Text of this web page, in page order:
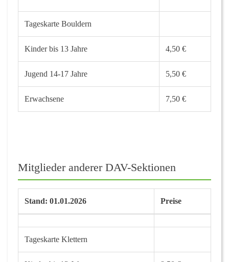
Tageskarte Bouldern
Kinder bis 13 Jahre 4,50 €
Jugend 14-17 Jahre 5,50 €
Erwachsene 7,50 €
Mitglieder anderer DAV-Sektionen
Stand: 01.01.2026 Preise
Tageskarte Klettern